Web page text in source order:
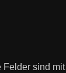
Felder sind mit